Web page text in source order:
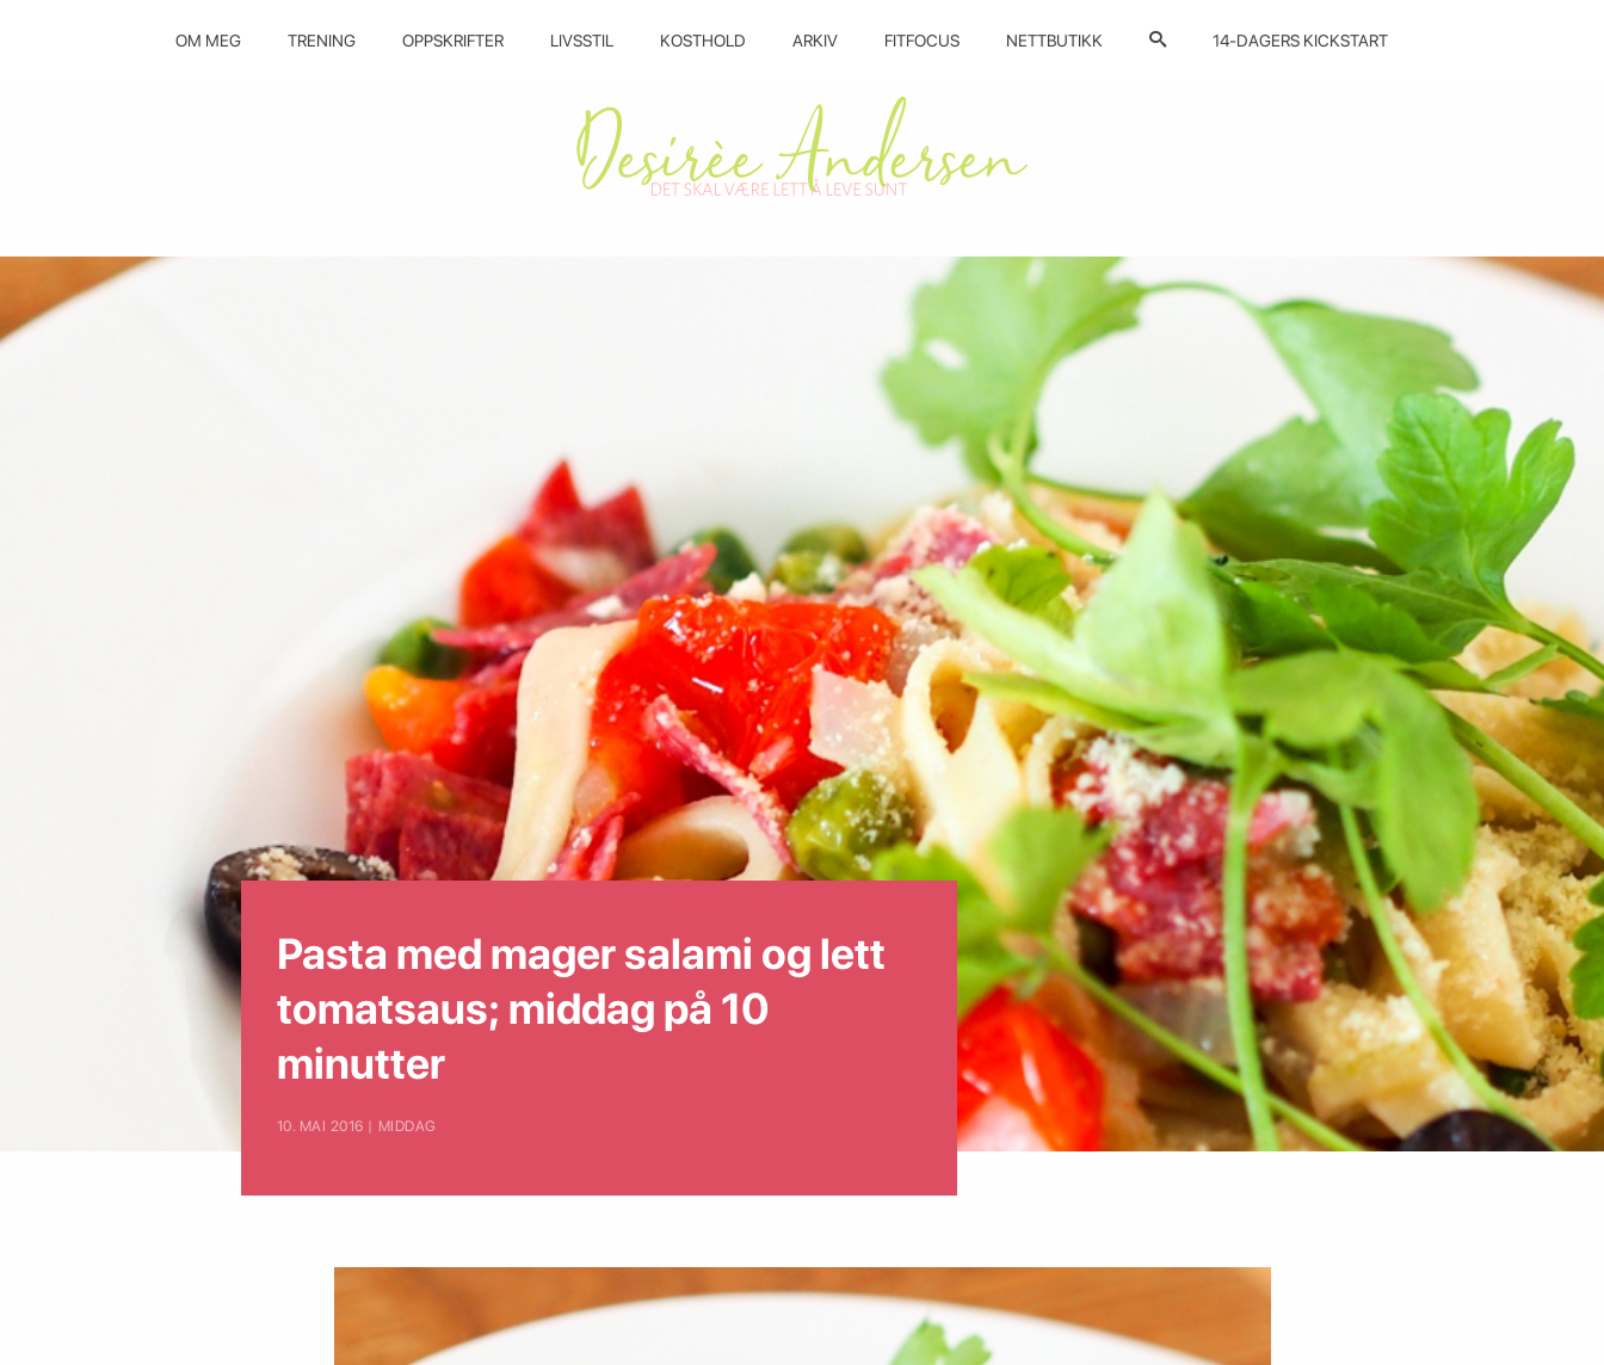
OM MEG TRENING OPPSKRIFTER LIVSSTIL KOSTHOLD ARKIV FITFOCUS NETTBUTIKK 14-DAGERS KICKSTART
Pasta med mager salami og lett
tomatsaus; middag på 10
minutter
10. MAI 2016 | MIDDAG